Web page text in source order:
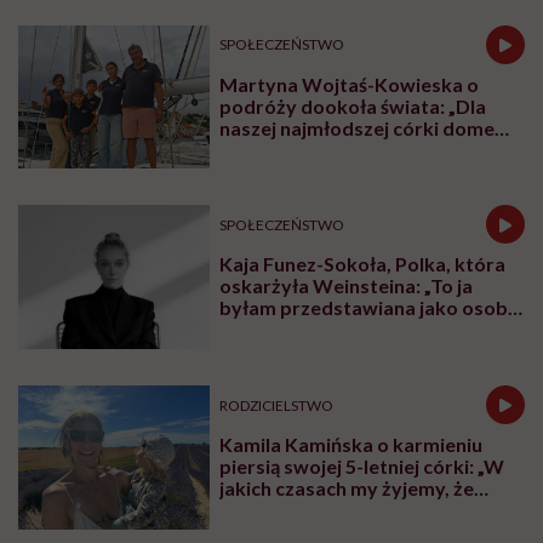
SPOŁECZEŃSTWO
Martyna Wojtaś-Kowieska o
podróży dookoła świata: „Dla
naszej najmłodszej córki domem
SPOŁECZEŃSTWO
Kaja Funez-Sokoła, Polka, która
oskarżyła Weinsteina: „To ja
byłam przedstawiana jako osoba,
RODZICIELSTWO
Kamila Kamińska o karmieniu
piersią swojej 5-letniej córki: „W
jakich czasach my żyjemy, że